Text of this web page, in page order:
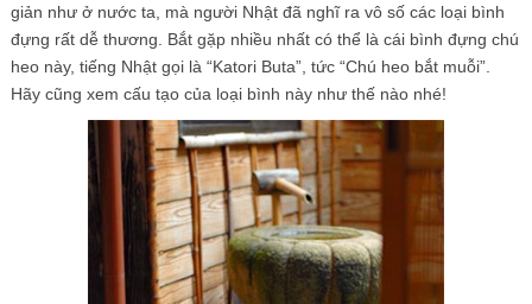
giản như ở nước ta, mà người Nhật đã nghĩ ra vô số các loại bình
đựng rất dễ thương. Bắt gặp nhiều nhất có thể là cái bình đựng chú
heo này, tiếng Nhật gọi là “Katori Buta”, tức “Chú heo bắt muỗi”.
Hãy cũng xem cấu tạo của loại bình này như thế nào nhé!